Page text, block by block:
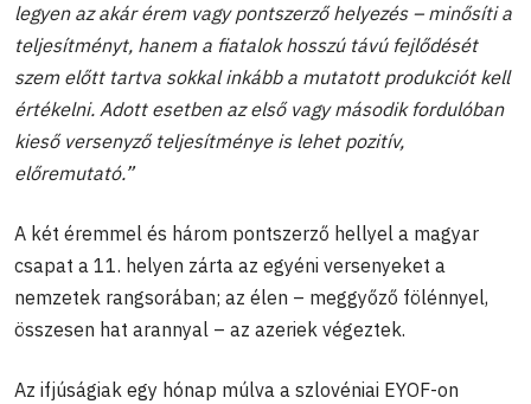
legyen az akár érem vagy pontszerző helyezés – minősíti a
teljesítményt, hanem a fiatalok hosszú távú fejlődését
szem előtt tartva sokkal inkább a mutatott produkciót kell
értékelni. Adott esetben az első vagy második fordulóban
kieső versenyző teljesítménye is lehet pozitív,
előremutató.”
A két éremmel és három pontszerző hellyel a magyar
csapat a 11. helyen zárta az egyéni versenyeket a
nemzetek rangsorában; az élen – meggyőző fölénnyel,
összesen hat arannyal – az azeriek végeztek.
Az ifjúságiak egy hónap múlva a szlovéniai EYOF-on